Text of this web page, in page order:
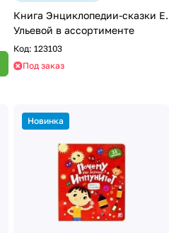
Книга Энциклопедии-сказки Е.
Ульевой в ассортименте
Код: 123103
Под заказ
Новинка